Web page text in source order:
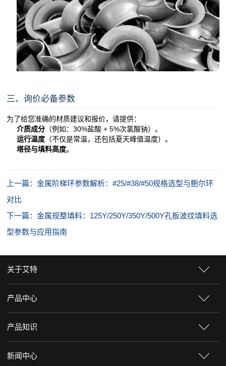
三、询价必备参数
为了给您准确的材质建议和报价，请提供：
介质成分 （例如：30%盐酸 + 5%次氯酸钠）。
运行温度 （不仅是常温，还包括夏天峰值温度）。
塔径与填料高度。
上一篇：金属阶梯环参数解析：#25/#38/#50规格选型与鲍尔环
对比
下一篇：金属规整填料：125Y/250Y/350Y/500Y孔板波纹填料选
型参数与应用指南
关于艾特
产品中心
产品知识
新闻中心